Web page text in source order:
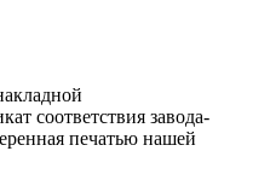
соответствия завода-
печатью нашей